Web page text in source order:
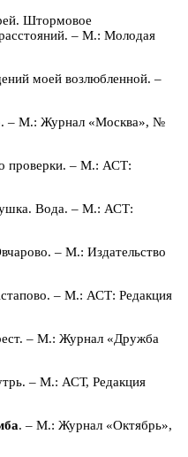
Штормовое
– М.: Молодая
моей возлюбленной. –
– М.: Журнал «Москва», №
проверки. – М.: АСТ:
Вода. – М.: АСТ:
– М.: Издательство
– М.: АСТ: Редакция
– М.: Журнал «Дружба
– М.: АСТ, Редакция
. – М.: Журнал «Октябрь»,